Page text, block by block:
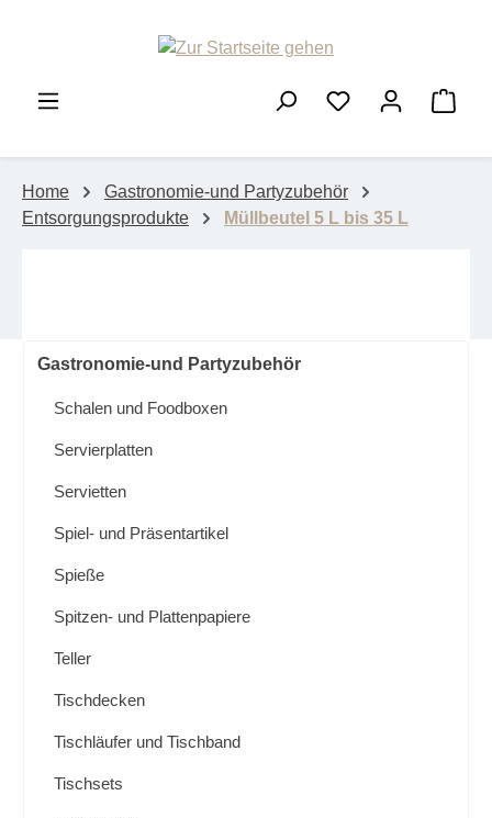
Home
Gastronomie-und Partyzubehör
Entsorgungsprodukte
Müllbeutel 5 L bis 35 L
Gastronomie-und Partyzubehör
Schalen und Foodboxen
Servierplatten
Servietten
Spiel- und Präsentartikel
Spieße
Spitzen- und Plattenpapiere
Teller
Tischdecken
Tischläufer und Tischband
Tischsets